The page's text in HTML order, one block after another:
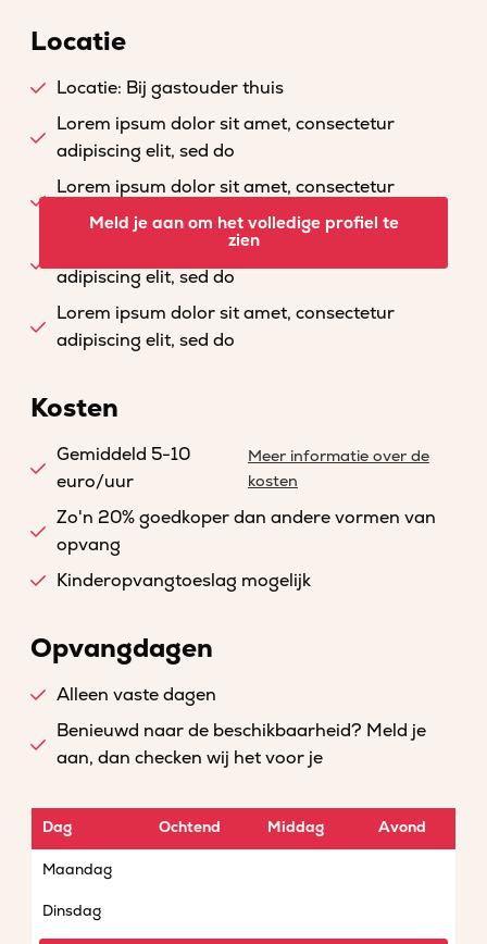
Locatie
Locatie: Bij gastouder thuis
Lorem ipsum dolor sit amet, consectetur
adipiscing elit, sed do
Lorem ipsum dolor sit amet, consectetur
adipiscing elit, sed do
Lorem ipsum dolor sit amet, consectetur
adipiscing elit, sed do
Lorem ipsum dolor sit amet, consectetur
adipiscing elit, sed do
Meld je aan om het volledige profiel te
zien
Kosten
Gemiddeld 5-10
euro/uur
Meer informatie over de
kosten
Zo'n 20% goedkoper dan andere vormen van
opvang
Kinderopvangtoeslag mogelijk
Opvangdagen
Alleen vaste dagen
Benieuwd naar de beschikbaarheid? Meld je
aan, dan checken wij het voor je
Dag Ochtend Middag Avond
Maandag
Dinsdag